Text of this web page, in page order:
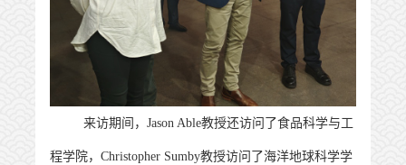
来访期间， Jason Able教授还访问了食品科学与工
程学院，Christopher Sumby教授访问了海洋地球科学学